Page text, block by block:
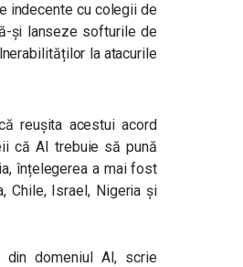
indecente cu colegii de
și lanseze softurile de
la atacurile
reușita acestui acord
că AI trebuie să pună
înțelegerea a mai fost
Chile, Israel, Nigeria și
din domeniul AI, scrie